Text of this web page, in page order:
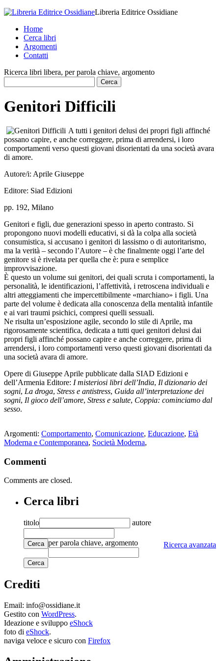
Libreria Editrice Ossidiane
Home
Cerca libri
Argomenti
Contatti
Ricerca libri libera, per parola chiave, argomento
Genitori Difficili
A tutti i genitori delusi dei propri figli affinché
possano capire, e anche correggere, prima di arrendersi, i loro
comportamenti verso questi giovani disorientati da una società avara
di amore.
Autore/i: Aprile Giuseppe
Editore: Siad Edizioni
pp. 192, Milano
Genitori e figli, due generazioni spesso in aperto contrasto. Si
propongono nuovi modelli educativi, si dà la colpa alla società
consumistica, si accusano i genitori di lassismo o di autoritarismo,
ma la verità – secondo l’Autore – è che finalmente oggi l’arte del
genitore si è rivelata per quella che è: pura e semplice
improvvisazione.
È questo un volume sui genitori, dei quali scruta i comportamenti, la
personalità, le identificazioni, l’affettività, i retroscena individuali e
altri atteggiamenti che impercettibilmente «marchiano» i figli. Una
parte del volume è dedicata alla conoscenza della mentalità infantile
e ai vari traumi psichici, compresi quelli sessuali.
Ne risulta un’esposizione agile, secondo lo stile di Aprile, ma
rigorosamente scientifica, dedicata a tutti quei genitori delusi dai
propri figli affinché possano capire e anche correggere, prima di
arrendersi, i loro comportamenti verso questi giovani disorientati da
una società avara di amore.
Opere di Giuseppe Aprile pubblicate dalla SIAD Edizioni e
dell’Armenia Editore: I misteriosi libri dell’India, Il dizionario dei
sogni, La droga, Stress e antistress, Guida all’interpretazione dei
sogni, Il gioco dell’amore, Stress e salute, Coppia: cominciamo dal
sesso.
Argomenti: Comportamento, Comunicazione, Educazione, Età
Moderna e Contemporanea, Società Moderna,
Commenti
Comments are closed.
Cerca libri
titolo autore
Cerca Ricerca avanzata
per parola chiave, argomento
Crediti
Email: info@ossidiane.it
Gestito con WordPress.
Ideazione e sviluppo eShock
foto di eShock.
naviga veloce e sicuro con Firefox